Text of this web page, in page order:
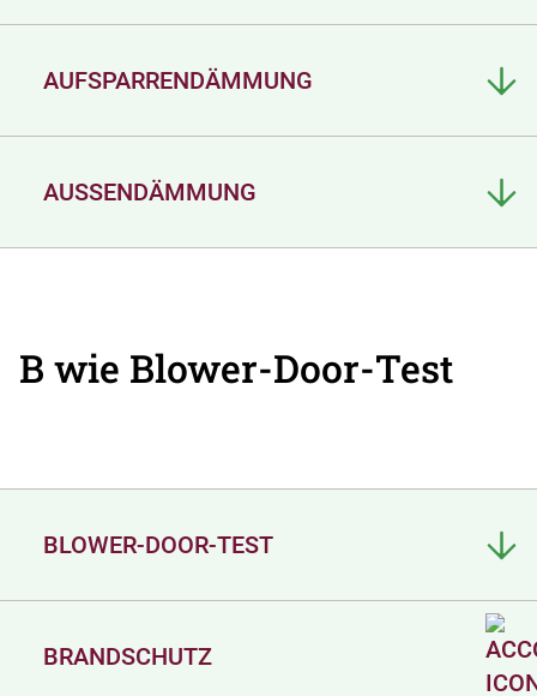
AUFSPARRENDÄMMUNG
AUSSENDÄMMUNG
B wie Blower-Door-Test
BLOWER-DOOR-TEST
BRANDSCHUTZ